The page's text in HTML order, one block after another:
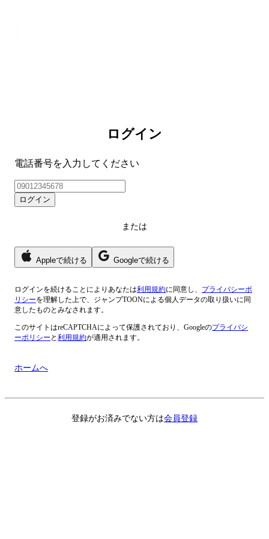
ログイン
電話番号を入力してください
ログイン
または
Appleで続ける Googleで続ける
ログインを続けることによりあなたは利用規約に同意し、 プライバシーポ
リシーを理解した上で、ジャンプTOONによる個人データの取り扱いに同
意したものとみなされます。
このサイトはreCAPTCHAによって保護されており、Googleのプライバシ
ーポリシー と利用規約が適用されます。
ホームへ
登録がお済みでない方は会員登録